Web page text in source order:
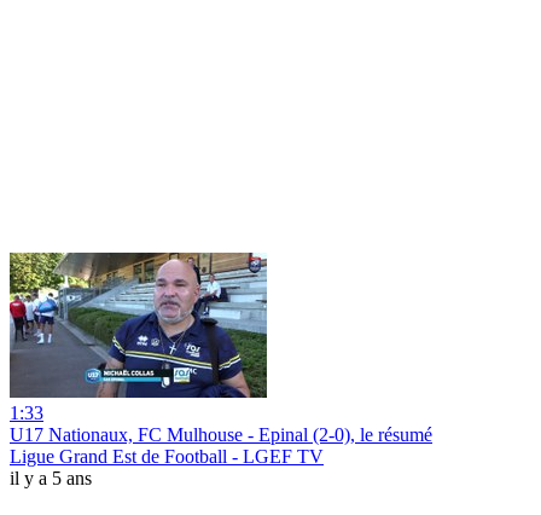
1:33
U17 Nationaux, FC Mulhouse - Epinal (2-0), le résumé
Ligue Grand Est de Football - LGEF TV
il y a 5 ans